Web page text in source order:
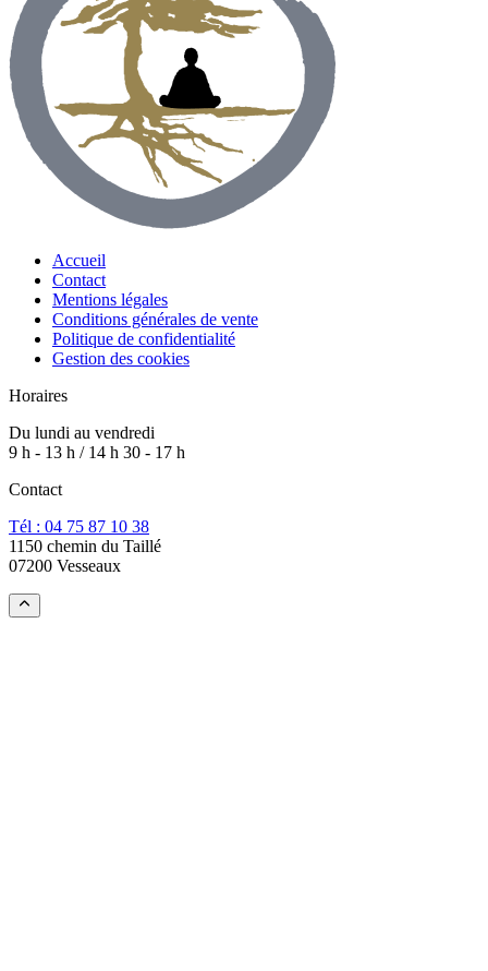
Accueil
Contact
Mentions légales
Conditions générales de vente
Politique de confidentialité
Gestion des cookies
Horaires
Du lundi au vendredi
9 h - 13 h / 14 h 30 - 17 h
Contact
Tél : 04 75 87 10 38
1150 chemin du Taillé
07200 Vesseaux